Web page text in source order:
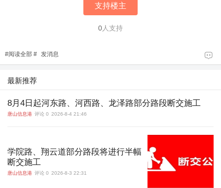
支持楼主
0人支持
#阅读全部 # 发消息
最新推荐
8月4日起河东路、河西路、龙泽路部分路段断交施工
唐山信息港 评论 0 2026-8-4 21:46
学院路、翔云道部分路段将进行半幅
断交施工
唐山信息港 评论 0 2026-8-3 22:31